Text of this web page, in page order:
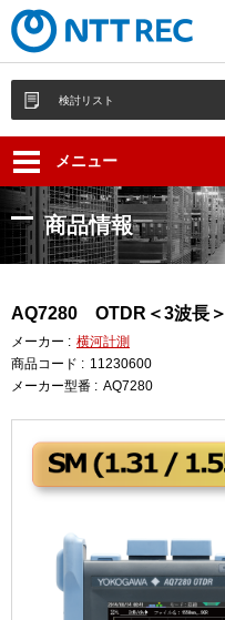
検討リスト
メニュー
商品情報
AQ7280 OTDR＜3波長＞
メーカー : 横河計測
商品コード : 11230600
メーカー型番 : AQ7280